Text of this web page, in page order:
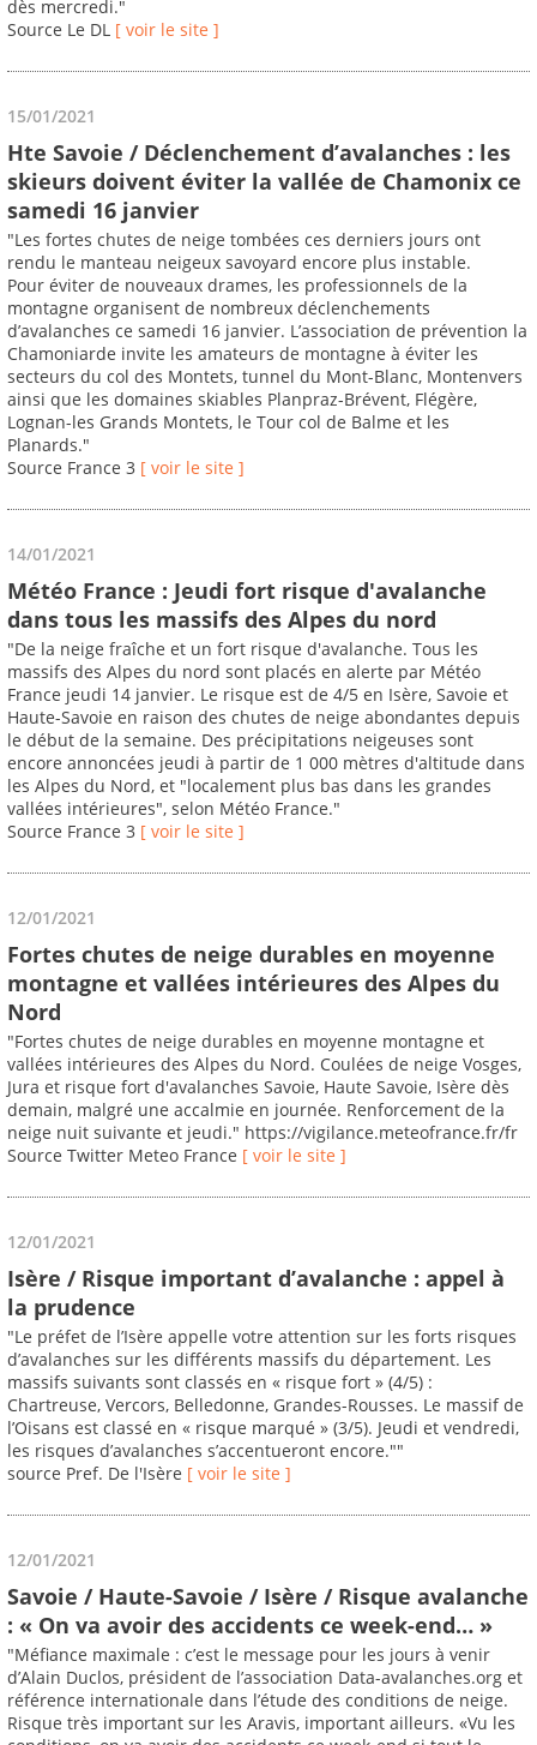
dès mercredi."
Source Le DL [ voir le site ]
15/01/2021
Hte Savoie / Déclenchement d’avalanches : les
skieurs doivent éviter la vallée de Chamonix ce
samedi 16 janvier
"Les fortes chutes de neige tombées ces derniers jours ont
rendu le manteau neigeux savoyard encore plus instable.
Pour éviter de nouveaux drames, les professionnels de la
montagne organisent de nombreux déclenchements
d’avalanches ce samedi 16 janvier. L’association de prévention la
Chamoniarde invite les amateurs de montagne à éviter les
secteurs du col des Montets, tunnel du Mont-Blanc, Montenvers
ainsi que les domaines skiables Planpraz-Brévent, Flégère,
Lognan-les Grands Montets, le Tour col de Balme et les
Planards."
Source France 3 [ voir le site ]
14/01/2021
Météo France : Jeudi fort risque d'avalanche
dans tous les massifs des Alpes du nord
"De la neige fraîche et un fort risque d'avalanche. Tous les
massifs des Alpes du nord sont placés en alerte par Météo
France jeudi 14 janvier. Le risque est de 4/5 en Isère, Savoie et
Haute-Savoie en raison des chutes de neige abondantes depuis
le début de la semaine. Des précipitations neigeuses sont
encore annoncées jeudi à partir de 1 000 mètres d'altitude dans
les Alpes du Nord, et "localement plus bas dans les grandes
vallées intérieures", selon Météo France."
Source France 3 [ voir le site ]
12/01/2021
Fortes chutes de neige durables en moyenne
montagne et vallées intérieures des Alpes du
Nord
"Fortes chutes de neige durables en moyenne montagne et
vallées intérieures des Alpes du Nord. Coulées de neige Vosges,
Jura et risque fort d'avalanches Savoie, Haute Savoie, Isère dès
demain, malgré une accalmie en journée. Renforcement de la
neige nuit suivante et jeudi." https://vigilance.meteofrance.fr/fr
Source Twitter Meteo France [ voir le site ]
12/01/2021
Isère / Risque important d’avalanche : appel à
la prudence
"Le préfet de l’Isère appelle votre attention sur les forts risques
d’avalanches sur les différents massifs du département. Les
massifs suivants sont classés en « risque fort » (4/5) :
Chartreuse, Vercors, Belledonne, Grandes-Rousses. Le massif de
l’Oisans est classé en « risque marqué » (3/5). Jeudi et vendredi,
les risques d’avalanches s’accentueront encore.""
source Pref. De l'Isère [ voir le site ]
12/01/2021
Savoie / Haute-Savoie / Isère / Risque avalanche
: « On va avoir des accidents ce week-end… »
"Méfiance maximale : c’est le message pour les jours à venir
d’Alain Duclos, président de l’association Data-avalanches.org et
référence internationale dans l’étude des conditions de neige.
Risque très important sur les Aravis, important ailleurs. «Vu les